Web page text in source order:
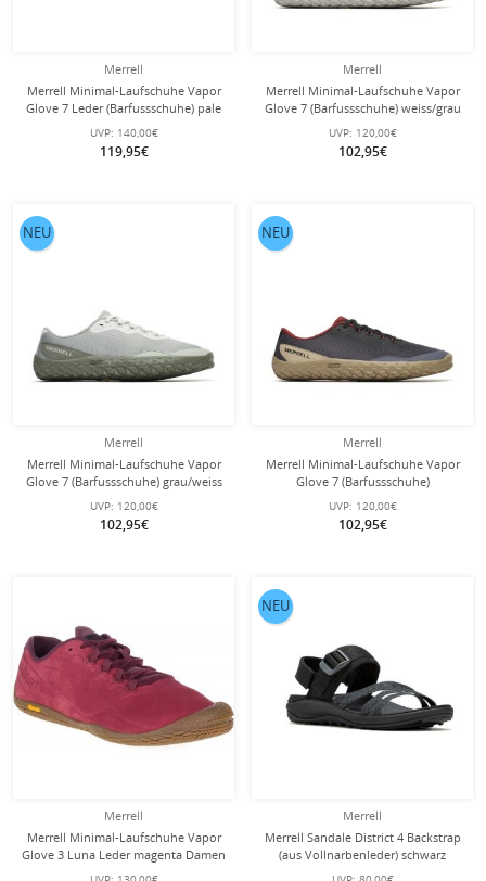
Merrell
Merrell Minimal-Laufschuhe Vapor
Glove 7 Leder (Barfussschuhe) pale
ivy Herren
UVP: 140,00€
119,95€
Merrell
Merrell Minimal-Laufschuhe Vapor
Glove 7 (Barfussschuhe) weiss/grau
Damen
UVP: 120,00€
102,95€
Merrell
Merrell Minimal-Laufschuhe Vapor
Glove 7 (Barfussschuhe) grau/weiss
Herren
UVP: 120,00€
102,95€
NEU
Merrell
Merrell Minimal-Laufschuhe Vapor
Glove 7 (Barfussschuhe)
dunkelgrau/gold Herren
UVP: 120,00€
102,95€
NEU
Merrell
Merrell Minimal-Laufschuhe Vapor
Glove 3 Luna Leder magenta Damen
Merrell
Merrell Sandale District 4 Backstrap
(aus Vollnarbenleder) schwarz
Damen
NEU